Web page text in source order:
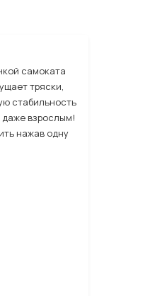
самоката
тряски,
стабильность
даже взрослым!
нажав одну